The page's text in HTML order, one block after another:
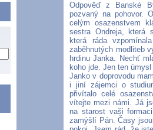
Odpověď z Banské
pozvaný na pohovor.
celým osazenstvem
sestra Ondreja, která
která ráda
zaběhnutých modliteb
hrdinu Janka. Nechť
koho jde. Jen ten
Janko v doprovodu
i jiní zájemci o
přivítalo celé
vítejte mezi námi. Já
na starost vaši
zamýšlí Pán. Časy